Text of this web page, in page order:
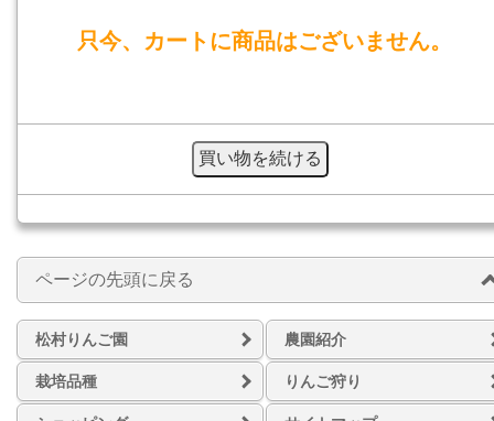
只今、カートに商品はございません。
ページの先頭に戻る
松村りんご園 農園紹介
栽培品種 りんご狩り